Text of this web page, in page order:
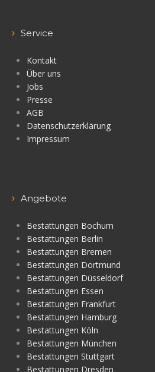
Service
Kontakt
Über uns
Jobs
Presse
AGB
Datenschutzerklärung
Impressum
Angebote
Bestattungen Bochum
Bestattungen Berlin
Bestattungen Bremen
Bestattungen Dortmund
Bestattungen Düsseldorf
Bestattungen Essen
Bestattungen Frankfurt
Bestattungen Hamburg
Bestattungen Köln
Bestattungen München
Bestattungen Stuttgart
Bestattungen Dresden